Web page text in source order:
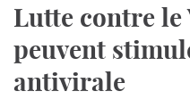
Lutte contre le
peuvent
antivirale